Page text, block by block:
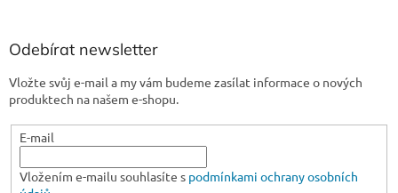
Odebírat newsletter
Vložte svůj e-mail a my vám budeme zasílat informace o nových
produktech na našem e-shopu.
E-mail
Vložením e-mailu souhlasíte s podmínkami ochrany osobních